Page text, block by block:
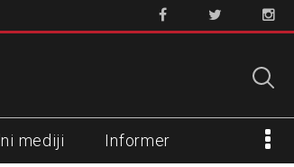
mediji Informer